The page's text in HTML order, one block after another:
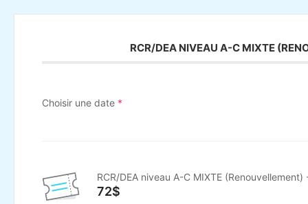
RCR/DEA NIVEAU A-C MIXTE
Choisir une date *
RCR/DEA niveau A-C MIXTE
72$